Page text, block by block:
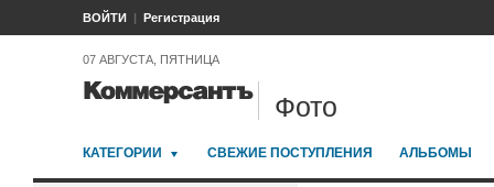
ВОЙТИ Регистрация
07 АВГУСТА, ПЯТНИЦА
Фото
КАТЕГОРИИ СВЕЖИЕ ПОСТУПЛЕНИЯ АЛЬБОМЫ